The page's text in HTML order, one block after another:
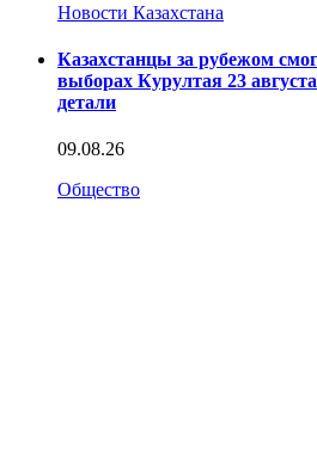
Новости Казахстана
Казахстанцы за рубежом
выборах Курултая 23
детали
09.08.26
Общество